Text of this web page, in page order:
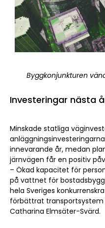
Byggkonjunkturen
Investeringar nästa
Minskade statliga
innevarande år, medan
järnvägen får en positiv
– Ökad kapacitet för
på vattnet för
hela Sveriges
förbättrat
Catharina Elmsäter-Svärd.